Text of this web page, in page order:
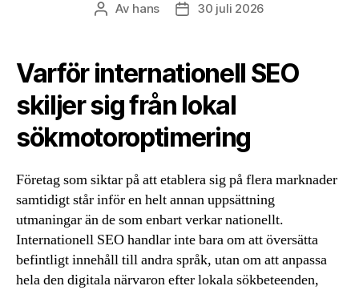
Inläggsförfattare
Av hans Inläggsdatum
30 juli 2026
Varför internationell SEO
skiljer sig från lokal
sökmotoroptimering
Företag som siktar på att etablera sig på flera marknader
samtidigt står inför en helt annan uppsättning
utmaningar än de som enbart verkar nationellt.
Internationell SEO handlar inte bara om att översätta
befintligt innehåll till andra språk, utan om att anpassa
hela den digitala närvaron efter lokala sökbeteenden,